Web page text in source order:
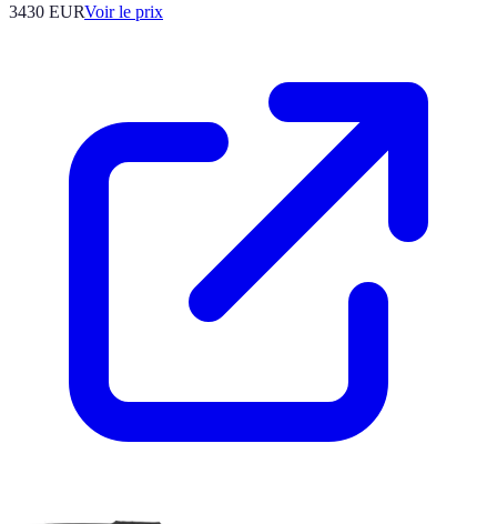
3430 EURVoir le prix